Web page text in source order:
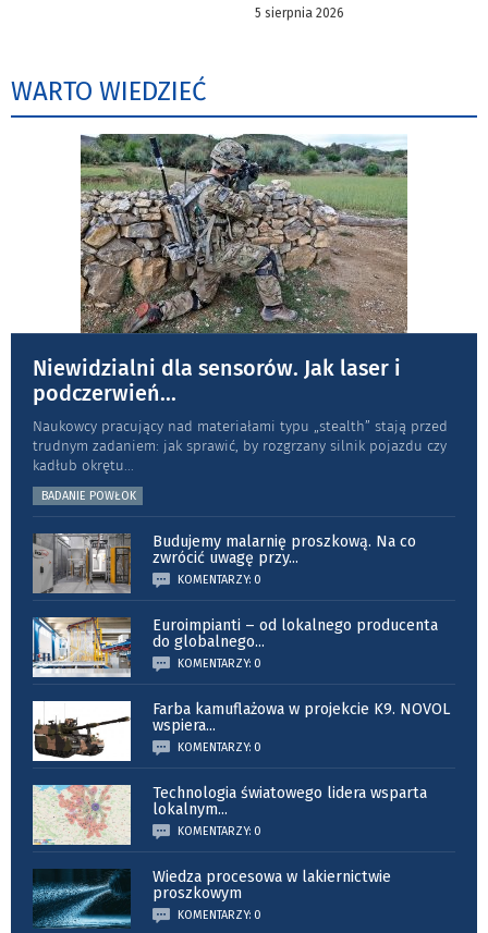
5 sierpnia 2026
WARTO WIEDZIEĆ
Niewidzialni dla sensorów. Jak laser i
podczerwień...
Naukowcy pracujący nad materiałami typu „stea­lth” stają przed
trudnym zadaniem: jak sprawić, by rozgrzany silnik pojazdu czy
kadłub okrętu...
BADANIE POWŁOK
Budujemy malarnię proszkową. Na co
zwrócić uwagę przy...
KOMENTARZY: 0
Euroimpianti – od lokalnego producenta
do globalnego...
KOMENTARZY: 0
Farba kamuflażowa w projekcie K9. NOVOL
wspiera...
KOMENTARZY: 0
Technologia światowego lidera wsparta
lokalnym...
KOMENTARZY: 0
Wiedza procesowa w lakiernictwie
proszkowym
KOMENTARZY: 0